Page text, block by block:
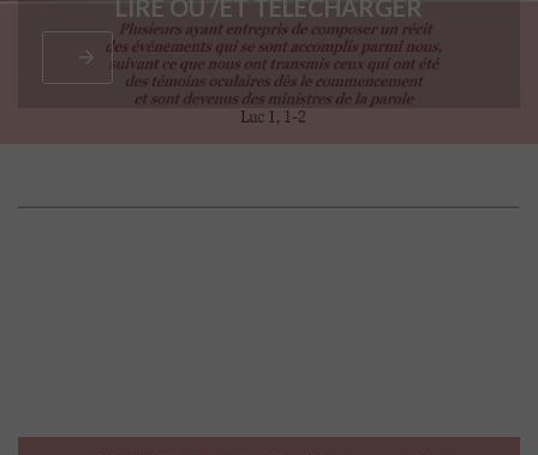
LIRE OU /ET TÉLÉCHARGER